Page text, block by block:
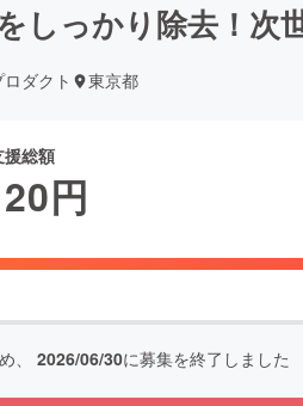
しっかり除去！次
ロダクト 東京都
総額
円
、 2026/06/30に募集を終了しました